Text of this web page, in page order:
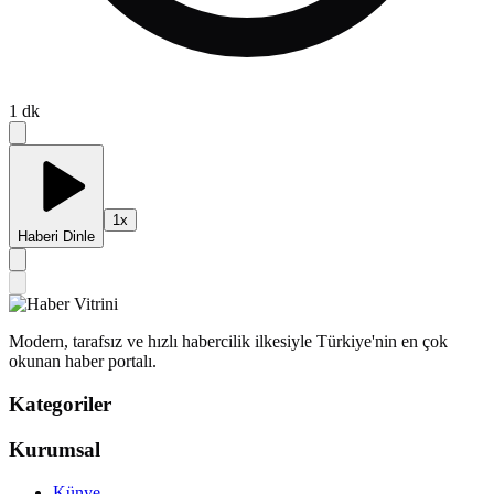
1 dk
Haberi Dinle
1x
Modern, tarafsız ve hızlı habercilik ilkesiyle Türkiye'nin en çok
okunan haber portalı.
Kategoriler
Kurumsal